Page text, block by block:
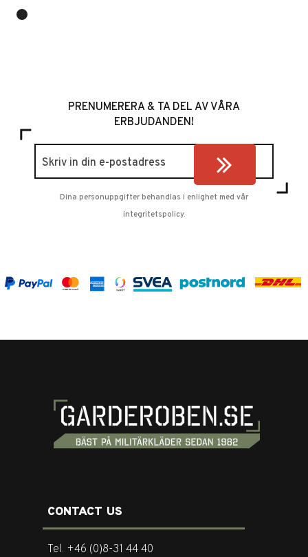
PRENUMERERA & TA DEL AV VÅRA
ERBJUDANDEN!
Dina personuppgifter behandlas i enlighet med vår
integritetspolicy.
CONTACT US
Tel. +46 (0)8-31 44 40